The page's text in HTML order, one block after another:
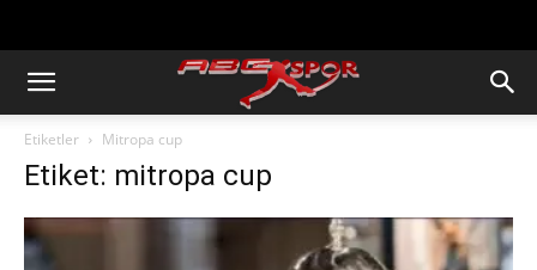
Etiketler Mitropa cup
Etiket: mitropa cup